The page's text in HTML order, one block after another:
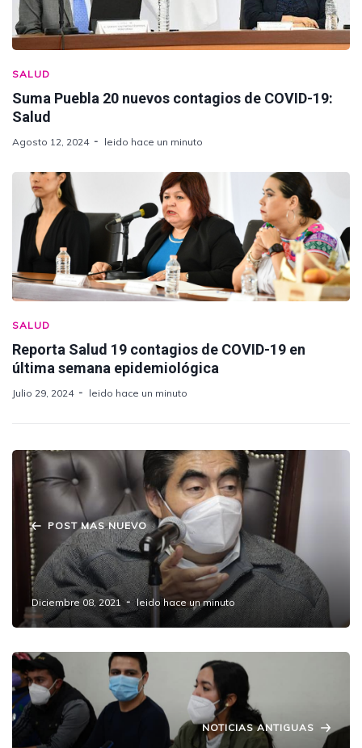
SALUD
Suma Puebla 20 nuevos contagios de COVID-19:
Salud
Agosto 12, 2024 leido hace un minuto
SALUD
Reporta Salud 19 contagios de COVID-19 en
última semana epidemiológica
Julio 29, 2024 leido hace un minuto
POST MAS NUEVO
La tarifa del transporte público no
aumentará en Puebla: MBH
Diciembre 08, 2021 leido hace un minuto
NOTICIAS ANTIGUAS